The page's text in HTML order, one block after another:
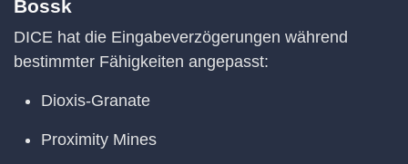
Bossk
DICE hat die Eingabeverzögerungen während
bestimmter Fähigkeiten angepasst:
Dioxis-Granate
Proximity Mines